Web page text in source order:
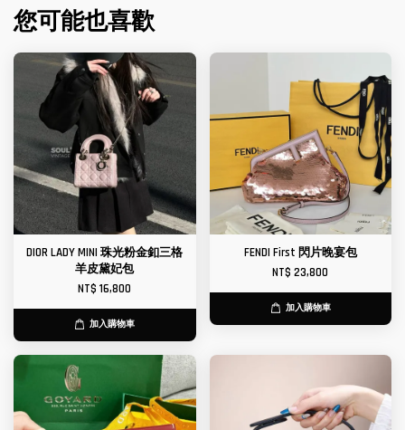
您可能也喜歡
DIOR LADY MINI 珠光粉金釦三格
羊皮黛妃包
NT$ 16,800
加入購物車
FENDI First 閃片晚宴包
NT$ 23,800
加入購物車